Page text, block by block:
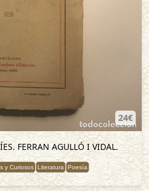
24€
FERRAN AGULLÓ I VIDAL.
y Curiosos Literatura Poesía